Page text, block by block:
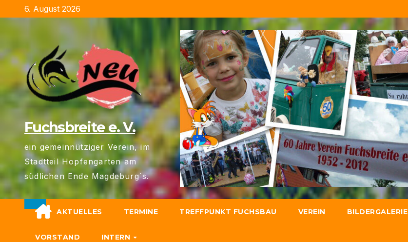
Inhalt
6. August 2026
Fuchsbreite e. V.
ein gemeinnütziger Verein, im
Stadtteil Hopfengarten am
südlichen Ende Magdeburg`s.
AKTUELLES TERMINE TREFFPUNKT FUCHSBAU VEREIN BILDERGALERIE
VORSTAND INTERN